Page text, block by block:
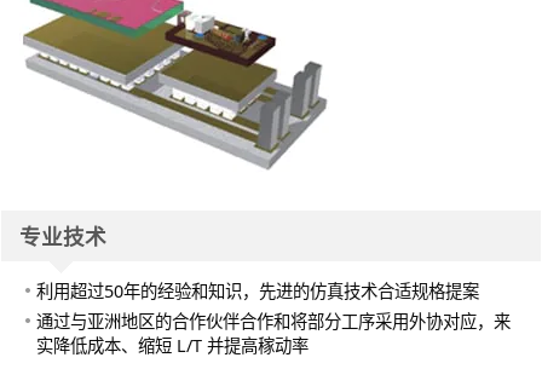
专业技术
利用超过50年的经验和知识，先进的仿真技术合适规格提案
通过与亚洲地区的合作伙伴合作和将部分工序采用外协对应，来
实降低成本、缩短 L/T 并提高稼动率